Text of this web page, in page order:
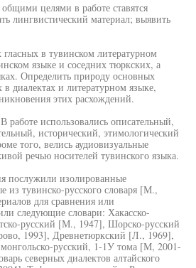
целями в работе ставятся
лингвистический материал; выявить
в тувинском литературном
языке и соседних тюркских, а
Определить природу основных
диалектах и литературном языке,
этих расхождений.
работе использовались описательный,
исторический, этимологический
того, велись аудиовизуальные
речью носителей тувинского языка.
послужили изолированные
из тувинско-русского словаря [М.,
для сравнения или
следующие словари: Хакасско-
русский [М., 1947], Шорско-русский
1993], Древнетюркский [Л., 1969],
русский, 1-1У тома [М, 2001-
северных диалектов алтайского